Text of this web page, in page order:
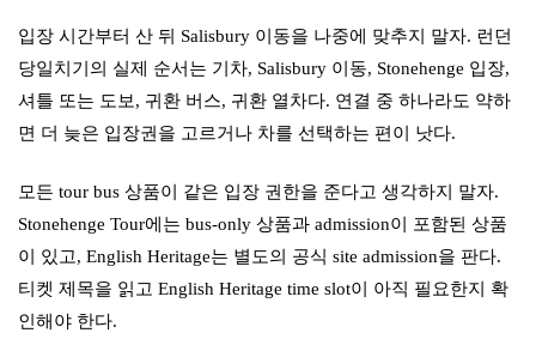
입장 시간부터 산 뒤 Salisbury 이동을 나중에 맞추지 말자. 런던
당일치기의 실제 순서는 기차, Salisbury 이동, Stonehenge 입장,
셔틀 또는 도보, 귀환 버스, 귀환 열차다. 연결 중 하나라도 약하
면 더 늦은 입장권을 고르거나 차를 선택하는 편이 낫다.
모든 tour bus 상품이 같은 입장 권한을 준다고 생각하지 말자.
Stonehenge Tour에는 bus-only 상품과 admission이 포함된 상품
이 있고, English Heritage는 별도의 공식 site admission을 판다.
티켓 제목을 읽고 English Heritage time slot이 아직 필요한지 확
인해야 한다.